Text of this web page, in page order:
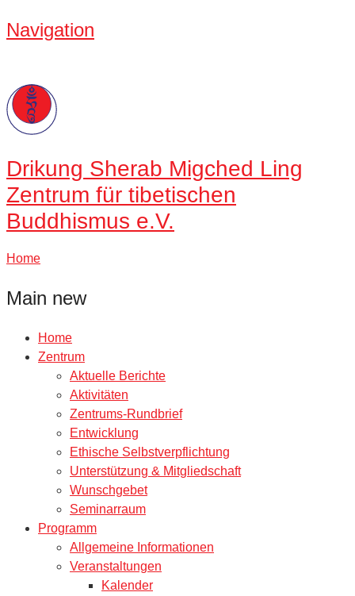
Navigation
Drikung Sherab Migched Ling
Zentrum für tibetischen
Buddhismus e.V.
Home
Main new
Home
Zentrum
Aktuelle Berichte
Aktivitäten
Zentrums-Rundbrief
Entwicklung
Ethische Selbstverpflichtung
Unterstützung & Mitgliedschaft
Wunschgebet
Seminarraum
Programm
Allgemeine Informationen
Veranstaltungen
Kalender